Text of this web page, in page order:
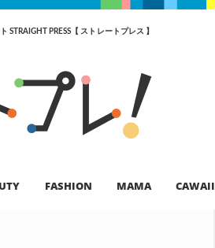
STRAIGHT PRESS【 ストレートプレス 】
FASHION MAMA CAWAII